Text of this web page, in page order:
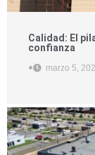
Calidad: El
confianza
• marzo 5,